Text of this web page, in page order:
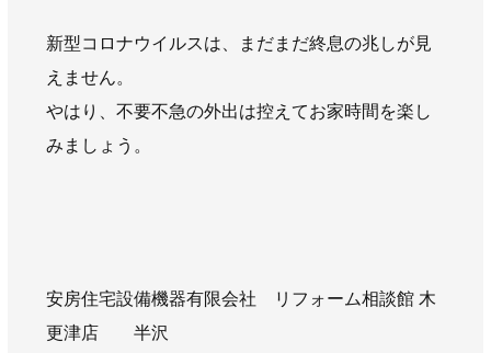
新型コロナウイルスは、まだまだ終息の兆しが見
えません。
やはり、不要不急の外出は控えてお家時間を楽し
みましょう。
安房住宅設備機器有限会社 リフォーム相談館 木
更津店 半沢